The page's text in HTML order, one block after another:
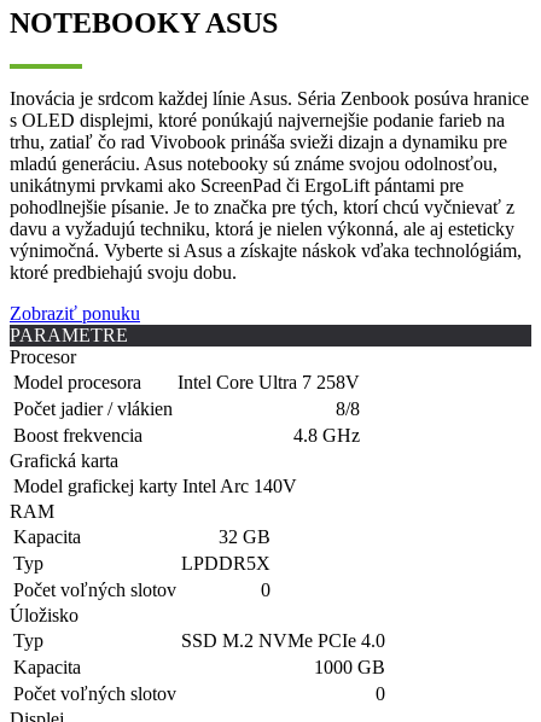
NOTEBOOKY ASUS
Inovácia je srdcom každej línie Asus. Séria Zenbook posúva hranice
s OLED displejmi, ktoré ponúkajú najvernejšie podanie farieb na
trhu, zatiaľ čo rad Vivobook prináša svieži dizajn a dynamiku pre
mladú generáciu. Asus notebooky sú známe svojou odolnosťou,
unikátnymi prvkami ako ScreenPad či ErgoLift pántami pre
pohodlnejšie písanie. Je to značka pre tých, ktorí chcú vyčnievať z
davu a vyžadujú techniku, ktorá je nielen výkonná, ale aj esteticky
výnimočná. Vyberte si Asus a získajte náskok vďaka technológiám,
ktoré predbiehajú svoju dobu.
Zobraziť ponuku
PARAMETRE
Procesor
Model procesora
Intel Core Ultra 7 258V
Počet jadier / vlákien
8/8
Boost frekvencia
4.8 GHz
Grafická karta
Model grafickej karty Intel Arc 140V
RAM
Kapacita
32 GB
Typ
LPDDR5X
Počet voľných slotov
0
Úložisko
Typ
SSD M.2 NVMe PCIe 4.0
Kapacita
1000 GB
Počet voľných slotov
0